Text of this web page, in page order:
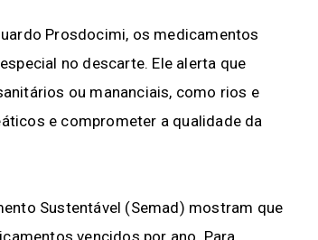
Prosdocimi, os medicamentos
no descarte. Ele alerta que
ou mananciais, como rios e
e comprometer a qualidade da
Sustentável (Semad) mostram que